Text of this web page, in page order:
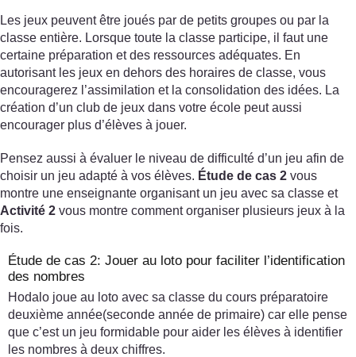
Les jeux peuvent être joués par de petits groupes ou par la
classe entière. Lorsque toute la classe participe, il faut une
certaine préparation et des ressources adéquates. En
autorisant les jeux en dehors des horaires de classe, vous
encouragerez l’assimilation et la consolidation des idées. La
création d’un club de jeux dans votre école peut aussi
encourager plus d’élèves à jouer.
Pensez aussi à évaluer le niveau de difficulté d’un jeu afin de
choisir un jeu adapté à vos élèves. Étude de cas 2 vous
montre une enseignante organisant un jeu avec sa classe et
Activité 2 vous montre comment organiser plusieurs jeux à la
fois.
Étude de cas 2: Jouer au loto pour faciliter l’identification
des nombres
Hodalo joue au loto avec sa classe du cours préparatoire
deuxième année(seconde année de primaire) car elle pense
que c’est un jeu formidable pour aider les élèves à identifier
les nombres à deux chiffres.